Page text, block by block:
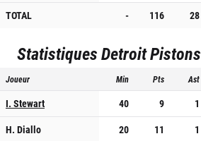
TOTAL
- 116 28
StatistiquesDetroit Pistons
Joueur Min Pts Ast
I. Stewart 40 9 1
H. Diallo
20 11 1